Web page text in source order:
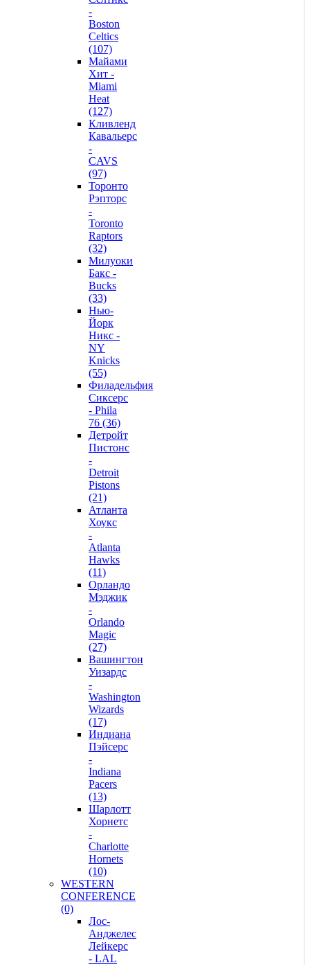
-
Boston
Celtics
(107)
Майами
Хит -
Miami
Heat
(127)
Кливленд
Кавальерс
-
CAVS
(97)
Торонто
Рэпторс
-
Toronto
Raptors
(32)
Милуоки
Бакс -
Bucks
(33)
Нью-
Йорк
Никс -
NY
Knicks
(55)
Филадельфия
Сиксерс
- Phila
76 (36)
Детройт
Пистонс
-
Detroit
Pistons
(21)
Атланта
Хоукс
-
Atlanta
Hawks
(11)
Орландо
Мэджик
-
Orlando
Magic
(27)
Вашингтон
Уизардс
-
Washington
Wizards
(17)
Индиана
Пэйсерс
-
Indiana
Pacers
(13)
Шарлотт
Хорнетс
-
Charlotte
Hornets
(10)
WESTERN
CONFERENCE
(0)
Лос-
Анджелес
Лейкерс
- LAL